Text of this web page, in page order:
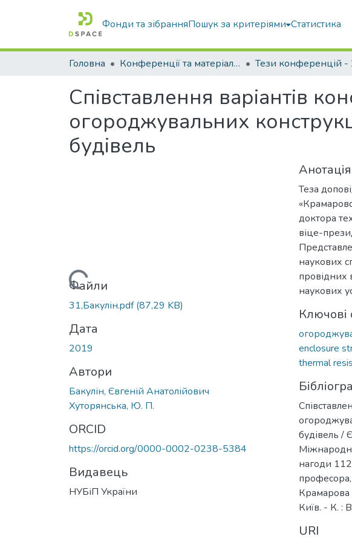
Фонди та зібранняПошук за критеріями Статистика
Головна Конференції та матеріали конференцій Тези конференцій -
Співставлення варіантів
огороджувальних
будівель
Вантажиться...
Файли
31,Бакулін.pdf(87,29 KB)
Дата
2019
Автори
Бакулін, Євгеній Анатолійович
Хуторянська, Ю. П.
ORCID
https://orcid.org/0000-0002-0238-5384
Видавець
НУБіП України
Анотація
Теза
доктора
віце-
наукових
провідних
наукових
Ключові
enclosure
thermal
будівель /
нагоди
Київ. - К. :
URI